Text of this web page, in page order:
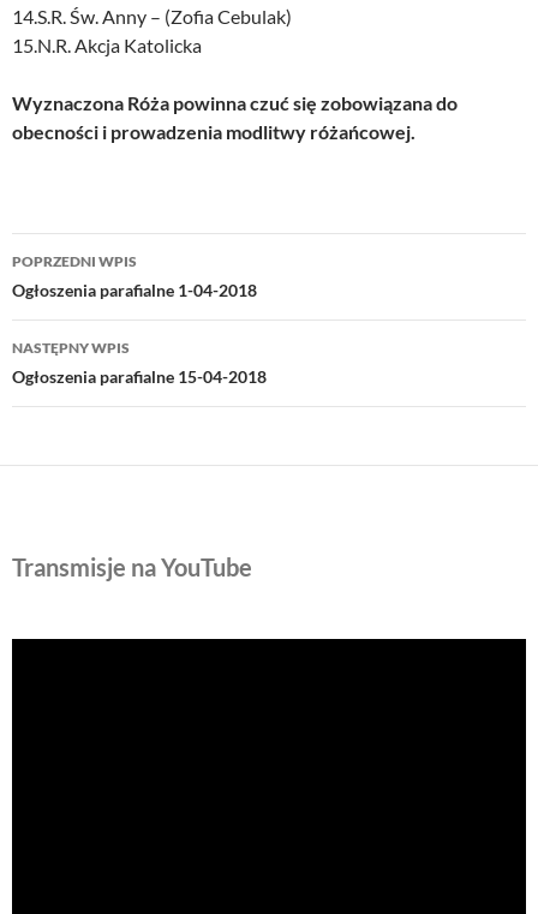
14.S.R. Św. Anny – (Zofia Cebulak)
15.N.R. Akcja Katolicka
Wyznaczona Róża powinna czuć się zobowiązana do
obecności i prowadzenia modlitwy różańcowej.
Nawigacja
wpisu
POPRZEDNI WPIS
Ogłoszenia parafialne 1-04-2018
NASTĘPNY WPIS
Ogłoszenia parafialne 15-04-2018
Transmisje na YouTube